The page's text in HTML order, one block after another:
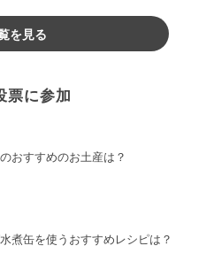
を見る
票に参加
おすすめのお土産は？
煮缶を使うおすすめレシピは？